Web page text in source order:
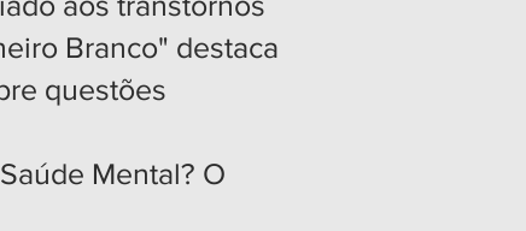
Branco" destaca
questões
Mental? O